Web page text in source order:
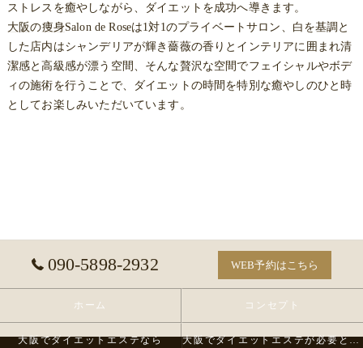
ストレスを癒やしながら、ダイエットを成功へ導きます。
大阪の痩身Salon de Roseは1対1のプライベートサロン、白を基調と
した店内はシャンデリアが輝き薔薇の香りとインテリアに囲まれ清
潔感と高級感が漂う空間、そんな贅沢な空間でフェイシャルやボデ
ィの施術を行うことで、ダイエットの時間を特別な癒やしのひと時
としてお楽しみいただいています。
090-5898-2932 WEB予約はこちら
ホーム コンセプト
大阪でダイエットエステなら 大阪でダイエットエステが必要とされる理由